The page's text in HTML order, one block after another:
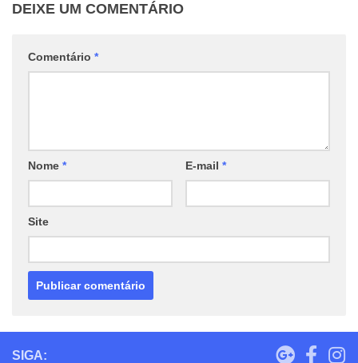
DEIXE UM COMENTÁRIO
Comentário *
Nome * E-mail *
Site
SIGA: